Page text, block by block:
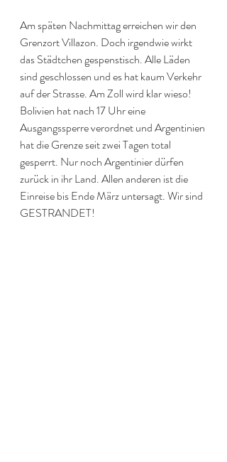
Am späten Nachmittag erreichen wir den
Grenzort Villazon. Doch irgendwie wirkt
das Städtchen gespenstisch. Alle Läden
sind geschlossen und es hat kaum Verkehr
auf der Strasse. Am Zoll wird klar wieso!
Bolivien hat nach 17 Uhr eine
Ausgangssperre verordnet und Argentinien
hat die Grenze seit zwei Tagen total
gesperrt. Nur noch Argentinier dürfen
zurück in ihr Land. Allen anderen ist die
Einreise bis Ende März untersagt. Wir sind
GESTRANDET!